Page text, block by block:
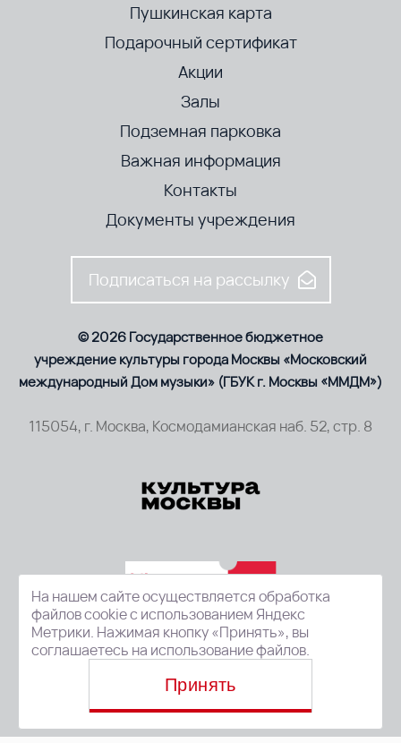
Пушкинская карта
Подарочный сертификат
Акции
Залы
Подземная парковка
Важная информация
Контакты
Документы учреждения
Подписаться на рассылку
© 2026 Государственное бюджетное
учреждение культуры города Москвы «Московский
международный Дом музыки» (ГБУК г. Москвы «ММДМ»)
115054, г. Москва, Космодамианская наб. 52, стр. 8
На нашем сайте осуществляется обработка
файлов cookie с использованием Яндекс
Метрики. Нажимая кнопку «Принять», вы
соглашаетесь на использование файлов.
Принять